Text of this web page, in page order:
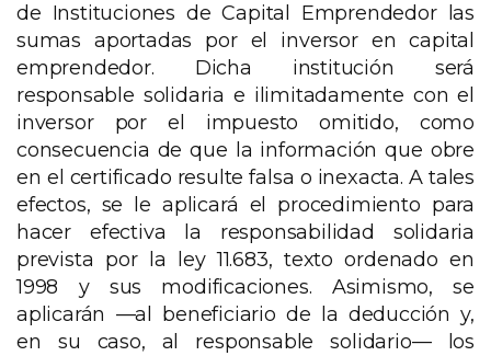
de Instituciones de Capital Emprendedor las
sumas aportadas por el inversor en capital
emprendedor. Dicha institución será
responsable solidaria e ilimitadamente con el
inversor por el impuesto omitido, como
consecuencia de que la información que obre
en el certificado resulte falsa o inexacta. A tales
efectos, se le aplicará el procedimiento para
hacer efectiva la responsabilidad solidaria
prevista por la ley 11.683, texto ordenado en
1998 y sus modificaciones. Asimismo, se
aplicarán —al beneficiario de la deducción y,
en su caso, al responsable solidario— los